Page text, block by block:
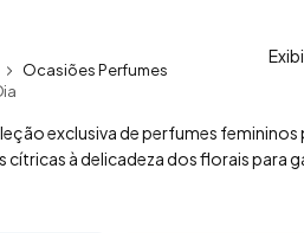
Ocasiões Perfumes
exclusiva de perfumes femininos
cítricas à delicadeza dos florais para